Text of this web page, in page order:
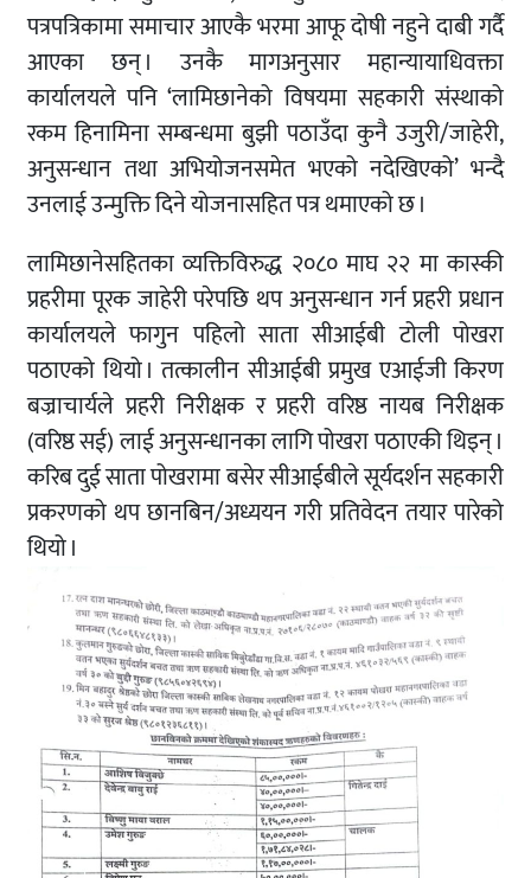
पत्रपत्रिकामा समाचार आएकै भरमा आफू दोषी नहुने दाबी गर्दै
आएका छन् । उनकै मागअनुसार महान्यायाधिवक्ता
कार्यालयले पनि ‘लामिछानेको विषयमा सहकारी संस्थाको
रकम हिनामिना सम्बन्धमा बुझी पठाउँदा कुनै उजुरी/जाहेरी,
अनुसन्धान तथा अभियोजनसमेत भएको नदेखिएको’ भन्दै
उनलाई उन्मुक्ति दिने योजनासहित पत्र थमाएको छ ।
लामिछानेसहितका व्यक्तिविरुद्ध २०८० माघ २२ मा कास्की
प्रहरीमा पूरक जाहेरी परेपछि थप अनुसन्धान गर्न प्रहरी प्रधान
कार्यालयले फागुन पहिलो साता सीआईबी टोली पोखरा
पठाएको थियो । तत्कालीन सीआईबी प्रमुख एआईजी किरण
बज्राचार्यले प्रहरी निरीक्षक र प्रहरी वरिष्ठ नायब निरीक्षक
(वरिष्ठ सई) लाई अनुसन्धानका लागि पोखरा पठाएकी थिइन् ।
करिब दुई साता पोखरामा बसेर सीआईबीले सूर्यदर्शन सहकारी
प्रकरणको थप छानबिन/अध्ययन गरी प्रतिवेदन तयार पारेको
थियो ।